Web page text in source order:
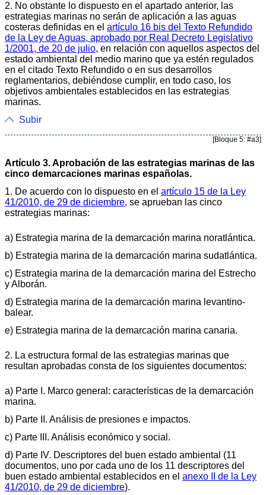
2. No obstante lo dispuesto en el apartado anterior, las
estrategias marinas no serán de aplicación a las aguas
costeras definidas en el artículo 16 bis del Texto Refundido
de la Ley de Aguas, aprobado por Real Decreto Legislativo
1/2001, de 20 de julio, en relación con aquellos aspectos del
estado ambiental del medio marino que ya estén regulados
en el citado Texto Refundido o en sus desarrollos
reglamentarios, debiéndose cumplir, en todo caso, los
objetivos ambientales establecidos en las estrategias
marinas.
Subir
[Bloque 5: #a3]
Artículo 3. Aprobación de las estrategias marinas de las
cinco demarcaciones marinas españolas.
1. De acuerdo con lo dispuesto en el artículo 15 de la Ley
41/2010, de 29 de diciembre, se aprueban las cinco
estrategias marinas:
a) Estrategia marina de la demarcación marina noratlántica.
b) Estrategia marina de la demarcación marina sudatlántica.
c) Estrategia marina de la demarcación marina del Estrecho
y Alborán.
d) Estrategia marina de la demarcación marina levantino-
balear.
e) Estrategia marina de la demarcación marina canaria.
2. La estructura formal de las estrategias marinas que
resultan aprobadas consta de los siguientes documentos:
a) Parte I. Marco general: características de la demarcación
marina.
b) Parte II. Análisis de presiones e impactos.
c) Parte III. Análisis económico y social.
d) Parte IV. Descriptores del buen estado ambiental (11
documentos, uno por cada uno de los 11 descriptores del
buen estado ambiental establecidos en el anexo II de la Ley
41/2010, de 29 de diciembre).